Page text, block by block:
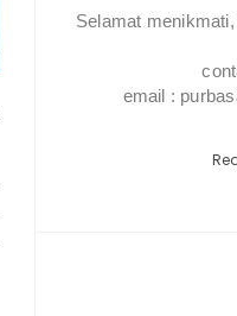
Selamat
email :